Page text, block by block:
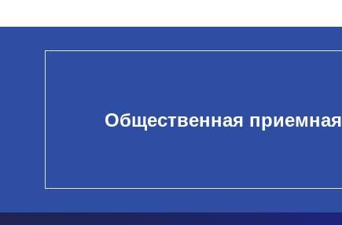
Общественная приемная